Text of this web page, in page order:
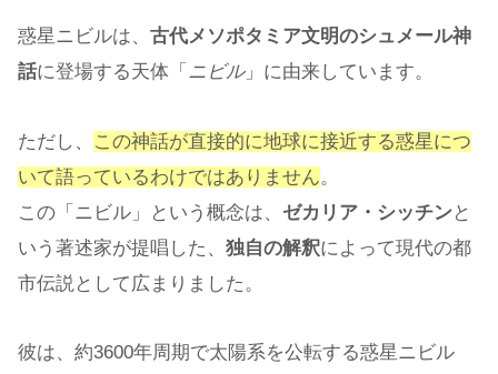
惑星ニビルは、 古代メソポタミア文明のシュメール神
話に登場する天体「 ニビル」に由来しています。
ただし、
この神話が直接的に地球に接近する惑星につ
いて語っているわけではありません。
この「ニビル」という概念は、 ゼカリア・シッチンと
いう著述家が提唱した、 独自の解釈によって現代の都
市伝説として広まりました。
彼は、約3600年周期で太陽系を公転する惑星ニビル